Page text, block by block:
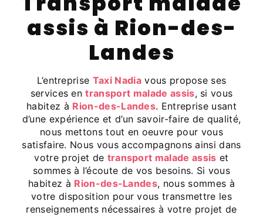
assis à Rion-des-
Landes
L’entreprise Taxi Nadiavous propose ses
services entransport malade assis, si vous
habitez à Rion-des-Landes. Entreprise usant
d’une expérience et d’un savoir-faire de qualité,
nous mettons tout en oeuvre pour vous
satisfaire. Nous vous accompagnons ainsi dans
votre projet de transport malade assis et
sommes à l’écoute de vos besoins. Si vous
habitez à Rion-des-Landes, nous sommes à
votre disposition pour vous transmettre les
renseignements nécessaires à votre projet de